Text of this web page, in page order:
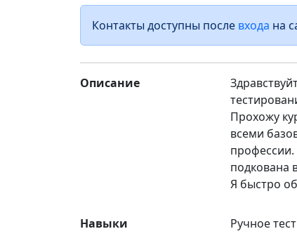
Контакты доступны после входа на
Описание
Прохожу
всеми
подкована
Я быстро
Навыки
Ручное